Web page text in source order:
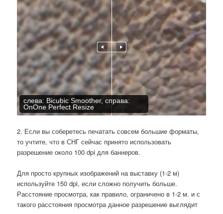
слева: Bicubic Smoother, справа:
OnOne Perfect Resize
2. Если вы соберетесь печатать совсем большие форматы,
то учтите, что в СНГ сейчас принято использовать
разрешение около 100 dpi для баннеров.
Для просто крупных изображений на выставку (1-2 м)
используйте 150 dpi, если сложно получить больше.
Расстояние просмотра, как правило, ограничено в 1-2 м. и с
такого расстояния просмотра данное разрешение выглядит